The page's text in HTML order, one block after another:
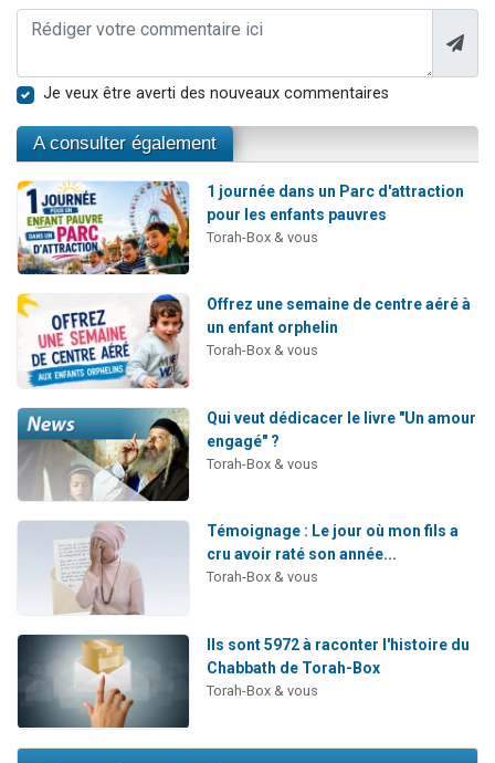
Je veux être averti des nouveaux commentaires
A consulter également
1 journée dans un Parc d'attraction
pour les enfants pauvres
Torah-Box & vous
Offrez une semaine de centre aéré à
un enfant orphelin
Torah-Box & vous
Qui veut dédicacer le livre "Un amour
engagé" ?
Torah-Box & vous
Témoignage : Le jour où mon fils a
cru avoir raté son année...
Torah-Box & vous
Ils sont 5972 à raconter l'histoire du
Chabbath de Torah-Box
Torah-Box & vous